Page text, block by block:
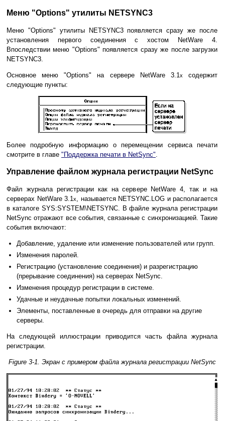
Меню "Options" утилиты NETSYNC3
Меню "Options" утилиты NETSYNC3 появляется сразу же после
установления первого соединения с хостом NetWare 4.
Впоследствии меню "Options" появляется сразу же после загрузки
NETSYNC3.
Основное меню "Options" на сервере NetWare 3.1xсодержит
следующие пункты:
Более подробную информацию о перемещении сервиса печати
смотрите в главе "Поддержка печати в NetSync".
Управление файлом журнала регистрации NetSync
Файл журнала регистрации как на сервере NetWare 4, так и на
серверах NetWare 3.1x, называется NETSYNC.LOG и располагается
в каталоге SYS:SYSTEM\NETSYNC. В файле журнала регистрации
NetSync отражают все события, связанные с синхронизацией. Такие
события включают:
Добавление, удаление или изменение пользователей или групп.
Изменения паролей.
Регистрацию (установление соединения) и разрегистрацию
(прерывание соединения) на серверах NetSync.
Изменения процедур регистрации в системе.
Удачные и неудачные попытки локальных изменений.
Элементы, поставленные в очередь для отправки на другие
серверы.
На следующей иллюстрации приводится часть файла журнала
регистрации.
Figure 3-1. Экран с примером файла журнала регистрации NetSync